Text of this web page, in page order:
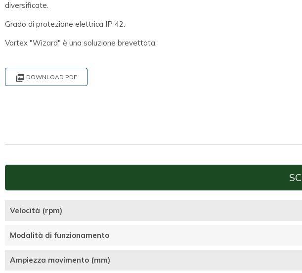
diversificate.
Grado di protezione elettrica IP 42.
Vortex "Wizard" è una soluzione brevettata.
 DOWNLOAD PDF
Velocità (rpm)
Modalità di funzionamento
Ampiezza movimento (mm)